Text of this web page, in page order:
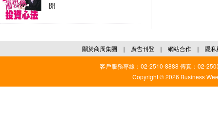
開
關於商周集團 ｜ 廣告刊登 ｜ 網站合作 ｜ 隱私
客戶服務專線：02-2510-8888 傳真：02-
Copyright © 2026 Business